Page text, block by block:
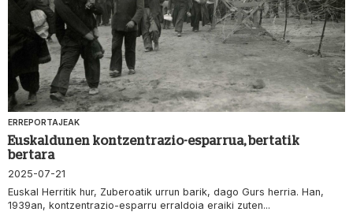
ERREPORTAJEAK
Euskaldunen kontzentrazio-esparrua, bertatik
bertara
2025-07-21
Euskal Herritik hur, Zuberoatik urrun barik, dago Gurs herria. Han,
1939an, kontzentrazio-esparru erraldoia eraiki zuten...